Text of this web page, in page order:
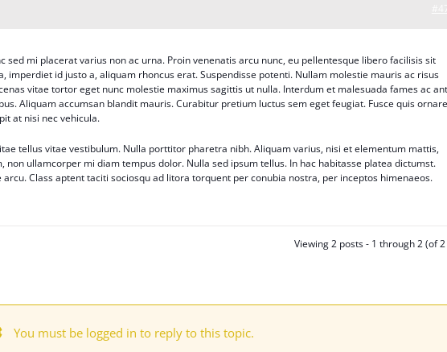
sed mi placerat varius non ac urna. Proin venenatis arcu nunc, eu pellentesque libero facilisis sit
imperdiet id justo a, aliquam rhoncus erat. Suspendisse potenti. Nullam molestie mauris ac risus
vitae tortor eget nunc molestie maximus sagittis ut nulla. Interdum et malesuada fames ac
Aliquam accumsan blandit mauris. Curabitur pretium luctus sem eget feugiat. Fusce quis ornare
at nisi nec vehicula.
tellus vitae vestibulum. Nulla porttitor pharetra nibh. Aliquam varius, nisi et elementum mattis,
non ullamcorper mi diam tempus dolor. Nulla sed ipsum tellus. In hac habitasse platea dictumst.
arcu. Class aptent taciti sociosqu ad litora torquent per conubia nostra, per inceptos himenaeos.
Viewing 2 posts - 1 through 2 (of
You must be logged in to reply to this topic.